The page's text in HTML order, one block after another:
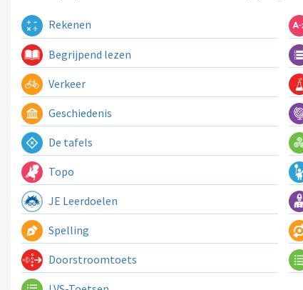
Rekenen
Begrijpend lezen
Verkeer
Geschiedenis
De tafels
Topo
JE Leerdoelen
Spelling
Doorstroomtoets